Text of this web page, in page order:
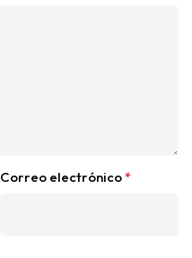
Correo electrónico*